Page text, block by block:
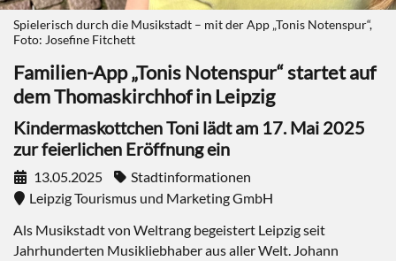
Spielerisch durch die Musikstadt – mit der App „Tonis Notenspur“,
Foto: Josefine Fitchett
Familien-App „Tonis Notenspur“ startet auf
dem Thomaskirchhof in Leipzig
Kindermaskottchen Toni lädt am 17. Mai 2025
zur feierlichen Eröffnung ein
13.05.2025
Stadtinformationen
Leipzig Tourismus und Marketing GmbH
Als Musikstadt von Weltrang begeistert Leipzig seit
Jahrhunderten Musikliebhaber aus aller Welt. Johann